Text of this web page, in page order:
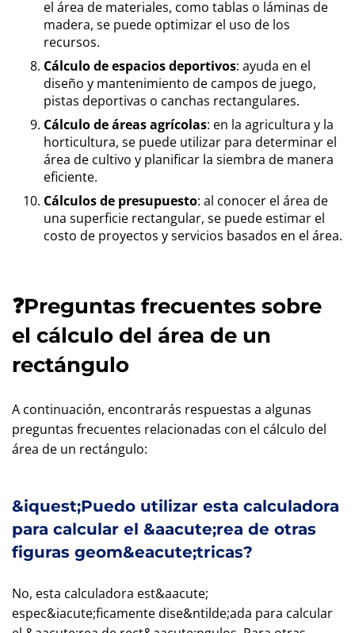
el área de materiales, como tablas o láminas de
madera, se puede optimizar el uso de los
recursos.
Cálculo de espacios deportivos: ayuda en el
diseño y mantenimiento de campos de juego,
pistas deportivas o canchas rectangulares.
Cálculo de áreas agrícolas: en la agricultura y la
horticultura, se puede utilizar para determinar el
área de cultivo y planificar la siembra de manera
eficiente.
Cálculos de presupuesto: al conocer el área de
una superficie rectangular, se puede estimar el
costo de proyectos y servicios basados en el área.
❓Preguntas frecuentes sobre
el cálculo del área de un
rectángulo
A continuación, encontrarás respuestas a algunas
preguntas frecuentes relacionadas con el cálculo del
área de un rectángulo:
&iquest;Puedo utilizar esta calculadora
para calcular el &aacute;rea de otras
figuras geom&eacute;tricas?
No, esta calculadora est&aacute;
espec&iacute;ficamente dise&ntilde;ada para calcular